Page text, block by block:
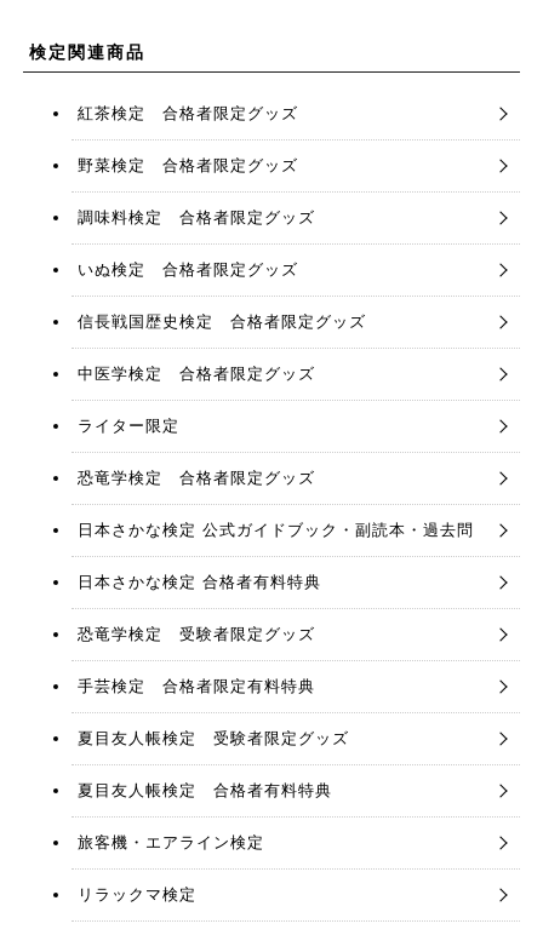
検定関連商品
紅茶検定 合格者限定グッズ
野菜検定 合格者限定グッズ
調味料検定 合格者限定グッズ
いぬ検定 合格者限定グッズ
信長戦国歴史検定 合格者限定グッズ
中医学検定 合格者限定グッズ
ライター限定
恐竜学検定 合格者限定グッズ
日本さかな検定 公式ガイドブック・副読本・過去問
日本さかな検定 合格者有料特典
恐竜学検定 受験者限定グッズ
手芸検定 合格者限定有料特典
夏目友人帳検定 受験者限定グッズ
夏目友人帳検定 合格者有料特典
旅客機・エアライン検定
リラックマ検定